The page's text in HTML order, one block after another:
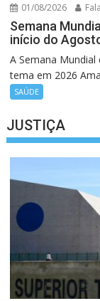
01/08/2026
Semana
início do
A Semana
tema em 2026
SAÚDE
JUSTIÇA